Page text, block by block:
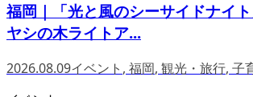
福岡｜「光と風のシーサイドナイ
ヤシの木ライトア...
2026.08.09イベント , 福岡, 観光・旅行, 子